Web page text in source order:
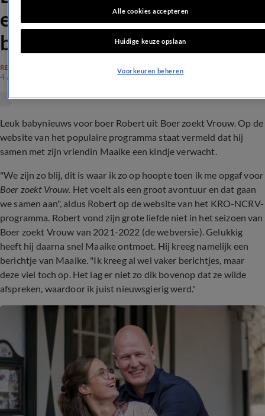
en vriendin verwachten een
baby
REALITY
4 apr 2023, 13:37
Leuk babynieuws voor boer Robert uit Boer zoekt Vrouw. Op de
website van het populaire programma staat vermeld dat hij
samen met zijn vriendin Maaike een kindje verwacht.
"We zijn zo blij, dit is waar ik zo op hoopte toen ik me opgaf voor
Boer zoekt Vrouw. Het voelt als een groot avontuur en dat gaan
we samen aan", aldus Robert op de website van het KRO-NCRV-
programma. Robert vond zijn grote liefde niet in het seizoen van
Boer zoekt Vrouw van 2021-2022 (de webversie). Gelukkig
heeft hij daarna snel Maaike ontmoet. Hij kreeg namelijk een
berichtje van Maaike. "Ik kreeg al wel vaker berichtjes, maar
deze viel toch op. Het lag er niet zo dik bovenop dat ze wilde
afspreken, waardoor ik juist nieuwsgierig werd."
Alle cookies accepteren
Huidige keuze opslaan
Voorkeuren beheren